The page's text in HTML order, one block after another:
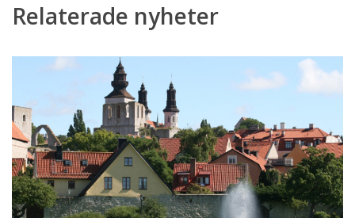
Relaterade nyheter
Mäklarsamfundet
2023